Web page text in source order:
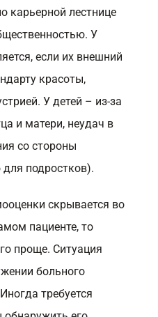
карьерной лестнице
У
если их внешний
красоты,
У детей – из-за
и матери, неудач в
со стороны
для подростков).
скрывается во
пациенте, то
проще. Ситуация
больного
требуется